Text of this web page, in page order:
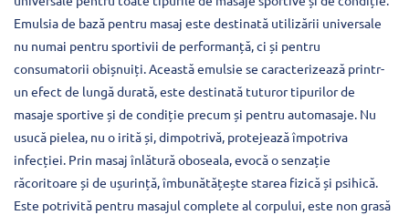
Emulsia de bază pentru masaj este destinată utilizării universale
nu numai pentru sportivii de performanță, ci și pentru
consumatorii obișnuiți. Această emulsie se caracterizează printr-
un efect de lungă durată, este destinată tuturor tipurilor de
masaje sportive și de condiție precum și pentru automasaje. Nu
usucă pielea, nu o irită și, dimpotrivă, protejează împotriva
infecției. Prin masaj înlătură oboseala, evocă o senzație
răcoritoare și de ușurință, îmbunătățește starea fizică și psihică.
Este potrivită pentru masajul complete al corpului, este non grasă